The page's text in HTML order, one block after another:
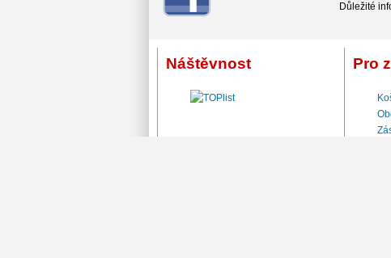
Důležité
Náštěvnost Pro